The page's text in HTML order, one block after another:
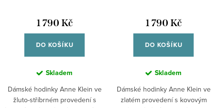
1 790 Kč
DO KOŠÍKU
Skladem
Dámské hodinky Anne Klein ve
žluto-stříbrném provedení s
1 790 Kč
DO KOŠÍKU
Skladem
Dámské hodinky Anne Klein ve
zlatém provedení s kovovým